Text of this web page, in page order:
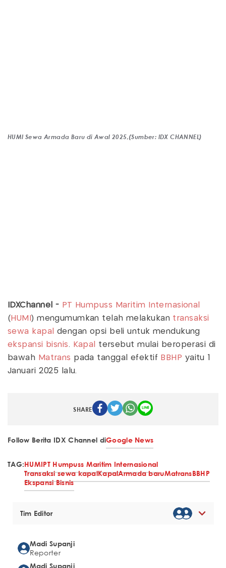
HUMI Sewa Armada Baru di Awal 2025,(Sumber: IDX CHANNEL)
IDXChannel - PT Humpuss Maritim Internasional
( HUMI ) mengumumkan telah melakukan transaksi
sewa kapal
dengan opsi beli untuk mendukung
ekspansi bisnis. Kapal
tersebut mulai beroperasi di
bawah Matrans pada tanggal efektif BBHP yaitu 1
Januari 2025 lalu.
SHARE
Follow Berita IDX Channel diGoogle News
TAG:HUMIPT Humpuss Maritim Internasional
Transaksi sewa kapalKapalArmada baruMatransBBHP
Ekspansi Bisnis
Tim Editor
Madi Supanji
Reporter
Madi Supanji